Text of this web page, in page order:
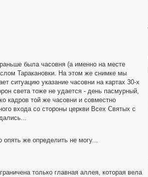
была часовня (а именно на месте
Таракановки. На этом же снимке мы
ситуацию указание часовни на картах 30-х
света тоже не удается - день пасмурный,
кадров той же часовни и совместно
входа со стороны церкви Всех Святых с
же определить не могу...
только главная аллея, которая вела